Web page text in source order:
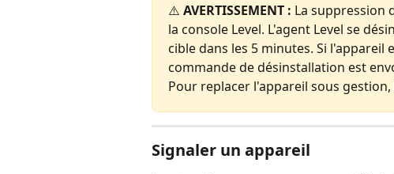
⚠️ AVERTISSEMENT : La suppression
la console Level. L'agent Level se
cible dans les 5 minutes. Si
commande de désinstallation est
Pour replacer l'appareil sous
Signaler un appareil